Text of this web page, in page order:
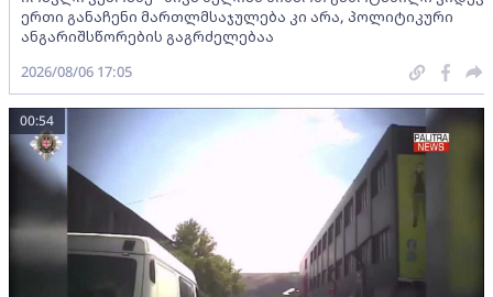
ერთი განაჩენი მართლმსაჯულება კი არა, პოლიტიკური
ანგარიშსწორების გაგრძელებაა
2026/08/06 17:05
00:54